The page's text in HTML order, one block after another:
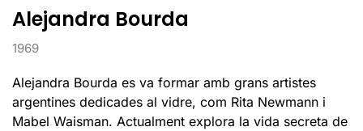
Alejandra Bourda
1969
Alejandra Bourda es va formar amb grans artistes
argentines dedicades al vidre, com Rita Newmann i
Mabel Waisman. Actualment explora la vida secreta de